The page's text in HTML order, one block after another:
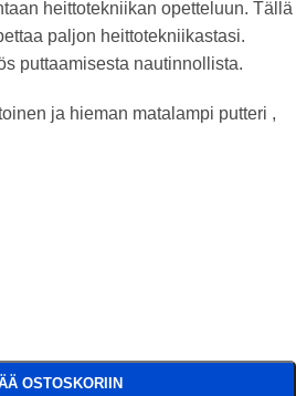
heittotekniikan opetteluun. Tällä
paljon heittotekniikastasi.
puttaamisesta nautinnollista.
ja hieman matalampi putteri ,
OSTOSKORIIN